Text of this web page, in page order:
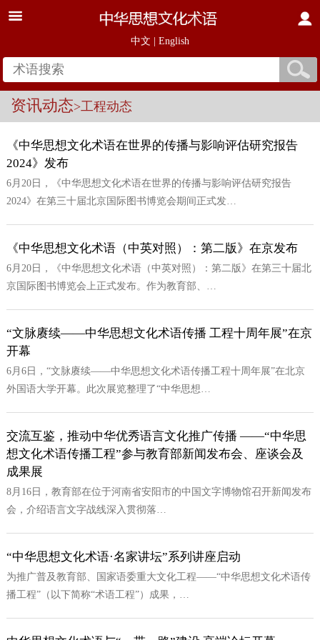
中文 English
资讯动态>工程动态
《中华思想文化术语在世界的传播与影响评估研究报告
2024》发布
6月20日，《中华思想文化术语在世界的传播与影响评估研究报告
2024》在第三十届北京国际图书博览会期间正式发…
《中华思想文化术语（中英对照）：第二版》在京发布
6月20日，《中华思想文化术语（中英对照）：第二版》在第三十届北
京国际图书博览会上正式发布。作为教育部、…
“文脉赓续——中华思想文化术语传播 工程十周年展”在京
开幕
6月6日，“文脉赓续——中华思想文化术语传播工程十周年展”在北京
外国语大学开幕。此次展览整理了“中华思想…
交流互鉴，推动中华优秀语言文化推广传播 ——“中华思
想文化术语传播工程”参与教育部新闻发布会、座谈会及
成果展
8月16日，教育部在位于河南省安阳市的中国文字博物馆召开新闻发布
会，介绍语言文字战线深入贯彻落…
“中华思想文化术语·名家讲坛”系列讲座启动
为推广普及教育部、国家语委重大文化工程——“中华思想文化术语传
播工程”（以下简称“术语工程”）成果，…